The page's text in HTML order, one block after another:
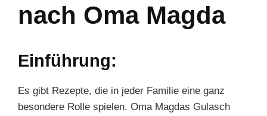
nach Oma Magda
Einführung:
Es gibt Rezepte, die in jeder Familie eine ganz
besondere Rolle spielen. Oma Magdas Gulasch